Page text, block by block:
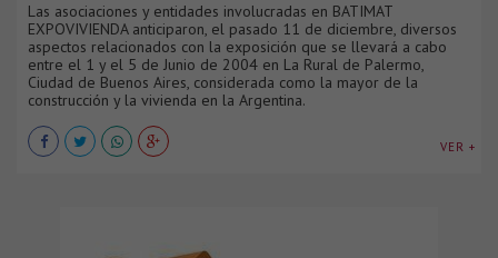
Las asociaciones y entidades involucradas en BATIMAT
EXPOVIVIENDA anticiparon, el pasado 11 de diciembre, diversos
aspectos relacionados con la exposición que se llevará a cabo
entre el 1 y el 5 de Junio de 2004 en La Rural de Palermo,
Ciudad de Buenos Aires, considerada como la mayor de la
construcción y la vivienda en la Argentina.
VER +